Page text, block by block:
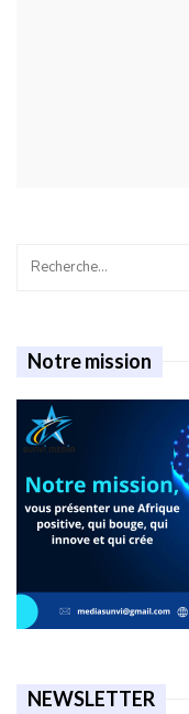
Notre mission
NEWSLETTER